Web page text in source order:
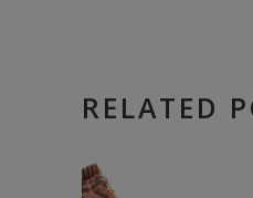
RELATED